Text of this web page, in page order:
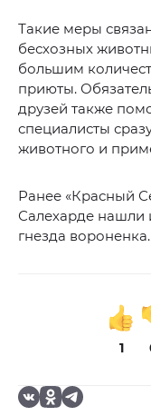
Такие меры
бесхозных
большим
приюты.
друзей также
специалисты
животного и
Ранее «Красный
Салехарде нашли
гнезда вороненка.
1